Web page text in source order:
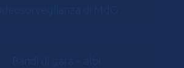
videosorveglianza di MdO
Bandi di gara – albi